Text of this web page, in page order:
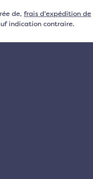
de, frais d'expédition de
indication contraire.